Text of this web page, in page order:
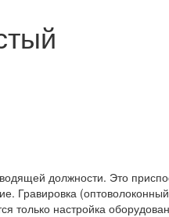
должности. Это
Гравировка
только настройка